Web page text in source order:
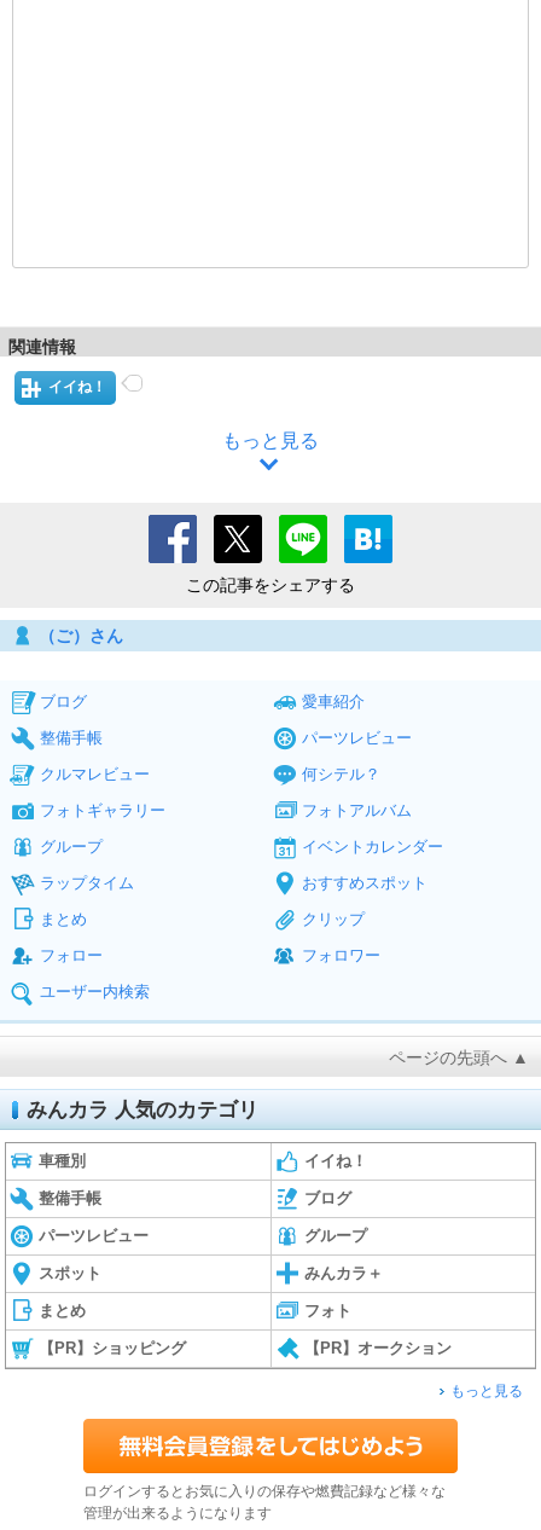
関連情報
イイね！
もっと見る
この記事をシェアする
（ご）さん
ブログ
愛車紹介
整備手帳
パーツレビュー
クルマレビュー
何シテル？
フォトギャラリー
フォトアルバム
グループ
イベントカレンダー
ラップタイム
おすすめスポット
まとめ
クリップ
フォロー
フォロワー
ユーザー内検索
ページの先頭へ ▲
みんカラ 人気のカテゴリ
車種別 イイね！
整備手帳 ブログ
パーツレビュー グループ
スポット みんカラ＋
まとめ フォト
【PR】ショッピング 【PR】オークション
もっと見る
ログインするとお気に入りの保存や燃費記録など様々な
管理が出来るようになります